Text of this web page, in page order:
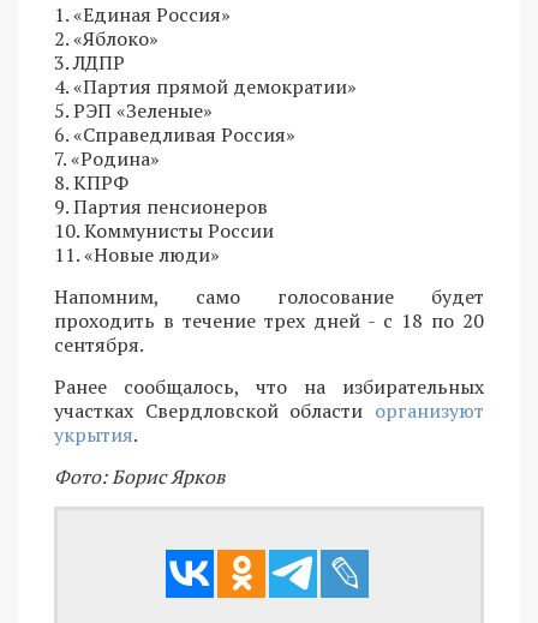
1. «Единая Россия»
2. «Яблоко»
3. ЛДПР
4. «Партия прямой демократии»
5. РЭП «Зеленые»
6. «Справедливая Россия»
7. «Родина»
8. КПРФ
9. Партия пенсионеров
10. Коммунисты России
11. «Новые люди»
Напомним, само голосование будет
проходить в течение трех дней - с 18 по 20
сентября.
Ранее сообщалось, что на избирательных
участках Свердловской области организуют
укрытия.
Фото: Борис Ярков